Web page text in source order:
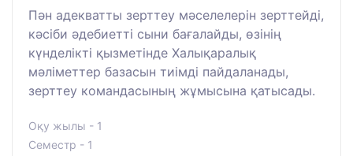
Пән адекватты зерттеу мәселелерін зерттейді,
кәсіби әдебиетті сыни бағалайды, өзінің
күнделікті қызметінде Халықаралық
мәліметтер базасын тиімді пайдаланады,
зерттеу командасының жұмысына қатысады.
Оқу жылы - 1
Семестр - 1